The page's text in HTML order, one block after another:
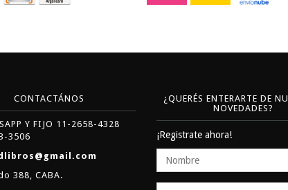
CONTACTÁNOS
Y FIJO 11-2658-4328
3506
388, CABA.
¿QUERÉS ENTERARTE DE
NOVEDADES?
¡Registrate ahora!